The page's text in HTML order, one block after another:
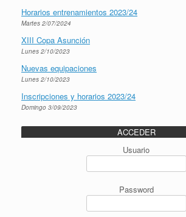
Horarios entrenamientos 2023/24
Martes 2/07/2024
XIII Copa Asunción
Lunes 2/10/2023
Nuevas equipaciones
Lunes 2/10/2023
Inscripciones y horarios 2023/24
Domingo 3/09/2023
ACCEDER
Usuario
Password